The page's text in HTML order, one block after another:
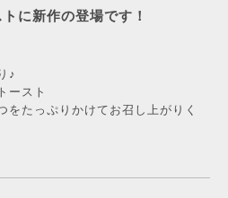
に新作の登場です！
♪
ースト
をたっぷりかけてお召し上がりく